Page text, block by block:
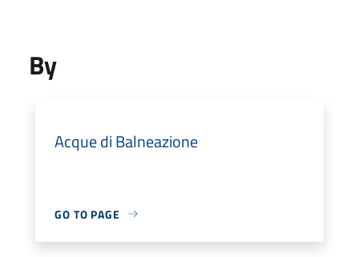
By
Acque di Balneazione
GO TO PAGE